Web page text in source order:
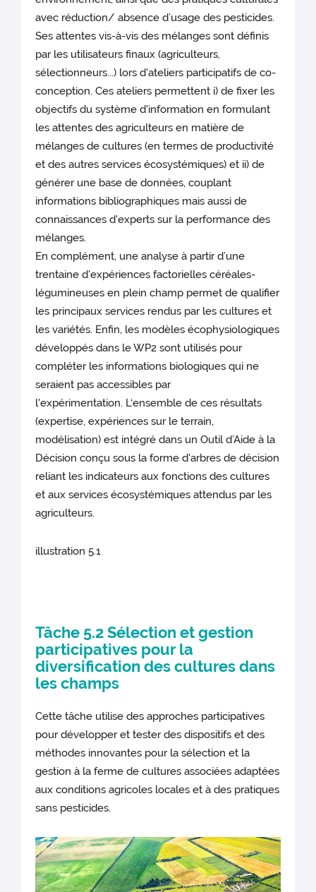
avec réduction/ absence d’usage des pesticides.
Ses attentes vis-à-vis des mélanges sont définis
par les utilisateurs finaux (agriculteurs,
sélectionneurs...) lors d'ateliers participatifs de co-
conception. Ces ateliers permettent i) de fixer les
objectifs du système d'information en formulant
les attentes des agriculteurs en matière de
mélanges de cultures (en termes de productivité
et des autres services écosystémiques) et ii) de
générer une base de données, couplant
informations bibliographiques mais aussi de
connaissances d'experts sur la performance des
mélanges.
En complément, une analyse à partir d’une
trentaine d'expériences factorielles céréales-
légumineuses en plein champ permet de qualifier
les principaux services rendus par les cultures et
les variétés. Enfin, les modèles écophysiologiques
développés dans le WP2 sont utilisés pour
compléter les informations biologiques qui ne
seraient pas accessibles par
l'expérimentation. L‘ensemble de ces résultats
(expertise, expériences sur le terrain,
modélisation) est intégré dans un Outil d’Aide à la
Décision conçu sous la forme d'arbres de décision
reliant les indicateurs aux fonctions des cultures
et aux services écosystémiques attendus par les
agriculteurs.
illustration 5.1
Tâche 5.2 Sélection et gestion
participatives pour la
diversification des cultures dans
les champs
Cette tâche utilise des approches participatives
pour développer et tester des dispositifs et des
méthodes innovantes pour la sélection et la
gestion à la ferme de cultures associées adaptées
aux conditions agricoles locales et à des pratiques
sans pesticides.